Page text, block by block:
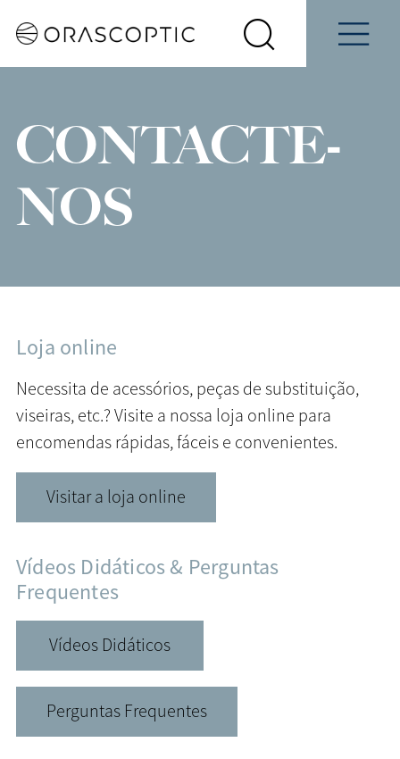
nos
demonstração
Selecione
Pesquisar Menu
CONTACTE-
NOS
Loja online
Necessita de acessórios, peças de substituição,
viseiras, etc.? Visite a nossa loja online para
encomendas rápidas, fáceis e convenientes.
Visitar a loja online
Vídeos Didáticos & Perguntas
Frequentes
Vídeos Didáticos
Perguntas Frequentes